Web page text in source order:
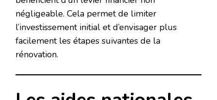
négligeable. Cela permet de limiter
l’investissement initial et d’envisager plus
facilement les étapes suivantes de la
rénovation.